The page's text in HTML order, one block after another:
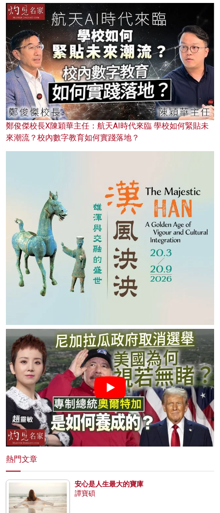
鄭俊傑校長X陳穎華主任：航天AI時代來臨 學校如何緊貼未
來潮流？校內數字教育如何實踐落地？
熱門文章
安心是人生最大的寶庫
譚寶碩